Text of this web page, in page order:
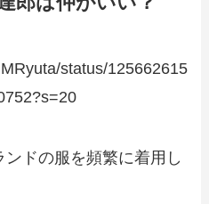
status/125662615
ドの服を頻繁に着用し